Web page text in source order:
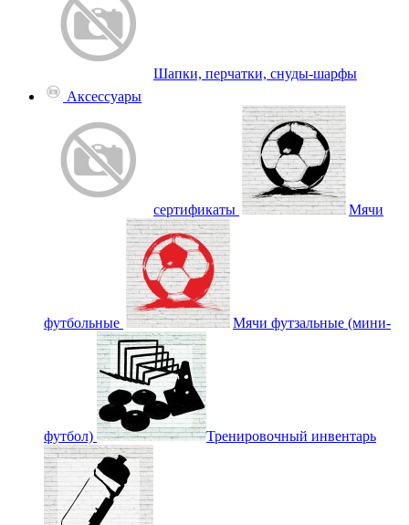
Шапки, перчатки, снуды-шарфы
Аксессуары
сертификаты Мячи
футбольные Мячи футзальные (мини-
футбол) Тренировочный инвентарь